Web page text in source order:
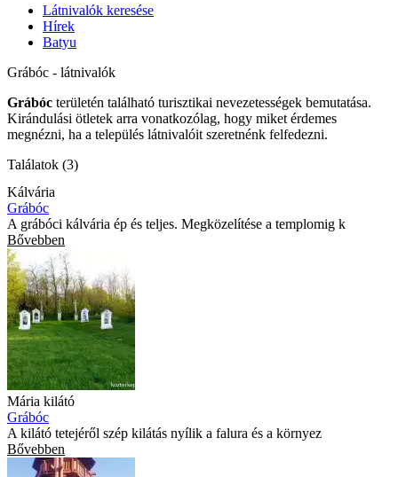
Látnivalók keresése
Hírek
Batyu
Grábóc - látnivalók
Grábóc területén található turisztikai nevezetességek bemutatása.
Kirándulási ötletek arra vonatkozólag, hogy miket érdemes
megnézni, ha a település látnivalóit szeretnénk felfedezni.
Találatok (3)
Kálvária
Grábóc
A grábóci kálvária ép és teljes. Megközelítése a templomig k
Bővebben
Mária kilátó
Grábóc
A kilátó tetejéről szép kilátás nyílik a falura és a környez
Bővebben